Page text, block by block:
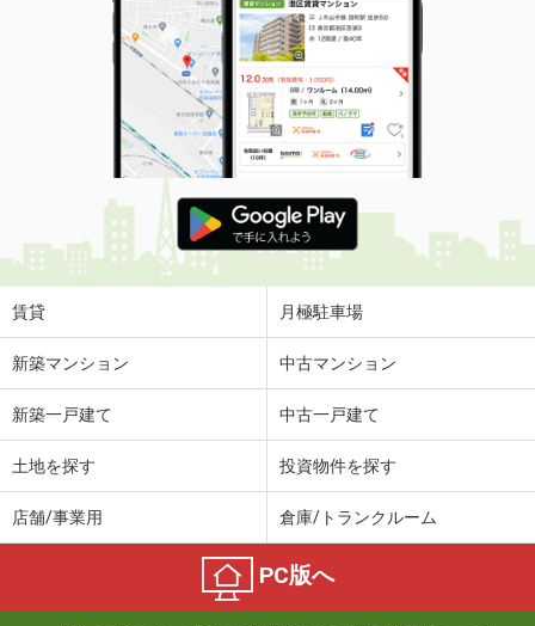
賃貸 月極駐車場
新築マンション 中古マンション
新築一戸建て 中古一戸建て
土地を探す 投資物件を探す
店舗/事業用 倉庫/トランクルーム
PC版へ